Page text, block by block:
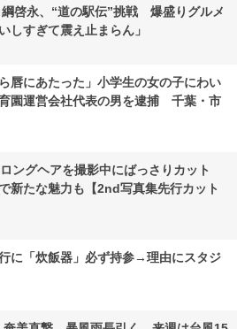
啓永、“道の駅伝”挑戦 爆盛りグルメ
しすぎて震え止まらん」
唇にあたった」小学生の女の子にわい
園運営会社代表の男を逮捕 千葉・市
ングヘアを撮影中にばっさりカット
新たな魅力も【2nd写真集先行カット
に「炊飯器」必ず持参→理由にスタジ